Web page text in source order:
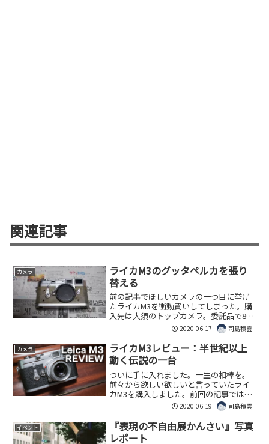
関連記事
カメラ
ライカM3のグッタペルカを張り
替える
前の記事でほしいカメラの一つ目に挙げ
たライカM3を衝動買いしてしまった。購
入先は大須のトップカメラ。委託品で8万
円ちょっとだった。中古カメラ市場の相
場からすると一周り安価だった。まあ安
いのには理由があるわけで、このカメ
ラ、正面と背後の革（グ...
2020.06.17 司島積雲
カメラ
ライカM3レビュー：半世紀以上
動く伝説の一台
ついに手に入れました。一生の相棒を。
前々から欲しい欲しいと言っていたライ
カM3を購入しました。前回の記事では革
の張替えを済ませました。今回は現像に
出していたフィルムが返ってきたのでこ
のライカM3のファーストタッチレビュー
をしたいと思います。...
2020.06.19 司島積雲
イベント
『表現の不自由展かんさい』写真
レポート